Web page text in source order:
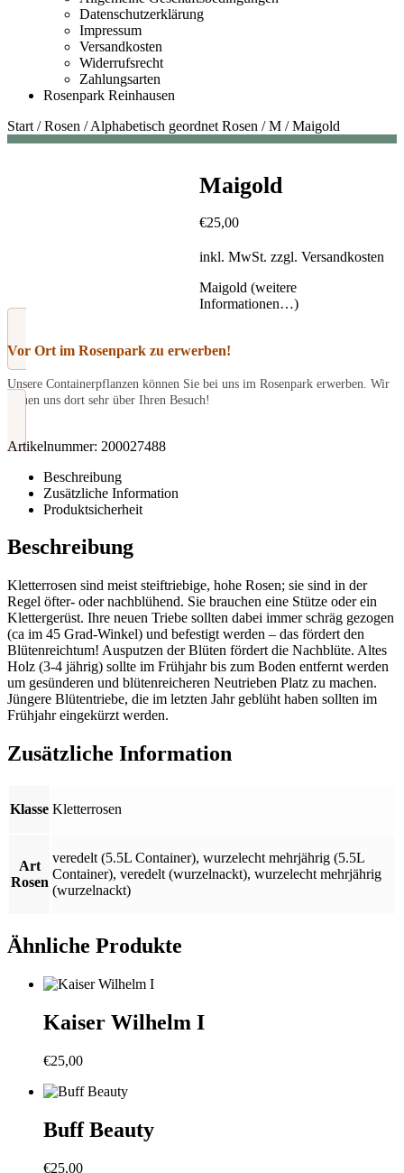
Datenschutzerklärung
Impressum
Versandkosten
Widerrufsrecht
Zahlungsarten
Rosenpark Reinhausen
Start /Rosen /Alphabetisch geordnet Rosen /M /Maigold
Maigold
€25,00
inkl. MwSt. zzgl. Versandkosten
Maigold (weitere
Informationen…)
Vor Ort im Rosenpark zu erwerben!
Unsere Containerpflanzen können Sie bei uns im Rosenpark erwerben. Wir
freuen uns dort sehr über Ihren Besuch!
Artikelnummer: 200027488
Beschreibung
Zusätzliche Information
Produktsicherheit
Beschreibung
Kletterrosen sind meist steiftriebige, hohe Rosen; sie sind in der
Regel öfter- oder nachblühend. Sie brauchen eine Stütze oder ein
Klettergerüst. Ihre neuen Triebe sollten dabei immer schräg gezogen
(ca im 45 Grad-Winkel) und befestigt werden – das fördert den
Blütenreichtum! Ausputzen der Blüten fördert die Nachblüte. Altes
Holz (3-4 jährig) sollte im Frühjahr bis zum Boden entfernt werden
um gesünderen und blütenreicheren Neutrieben Platz zu machen.
Jüngere Blütentriebe, die im letzten Jahr geblüht haben sollten im
Frühjahr eingekürzt werden.
Zusätzliche Information
Klasse Kletterrosen
Art
Rosen
veredelt (5.5L Container), wurzelecht mehrjährig (5.5L
Container), veredelt (wurzelnackt), wurzelecht mehrjährig
(wurzelnackt)
Ähnliche Produkte
Kaiser Wilhelm I
€25,00
Buff Beauty
€25,00